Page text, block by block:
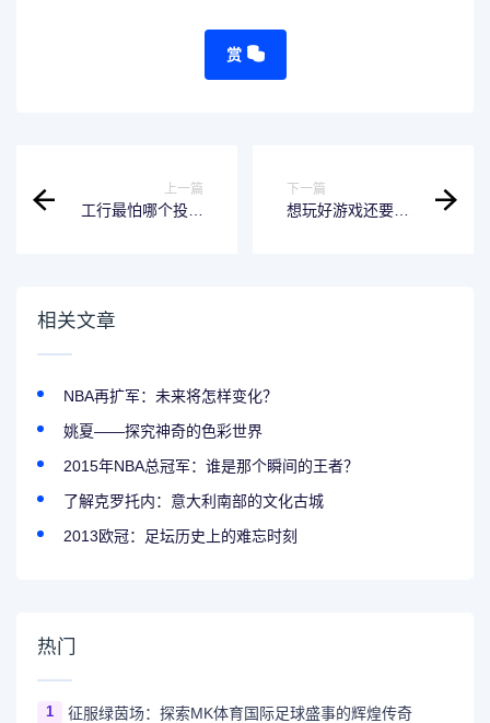
赏
上一篇
工行最怕哪个投诉
下一篇
想玩好游戏还要省
相关文章
NBA再扩军：未来将怎样变化？
姚夏——探究神奇的色彩世界
2015年NBA总冠军：谁是那个瞬间的王者？
了解克罗托内：意大利南部的文化古城
2013欧冠：足坛历史上的难忘时刻
热门
1 征服绿茵场：探索MK体育国际足球盛事的辉煌传奇